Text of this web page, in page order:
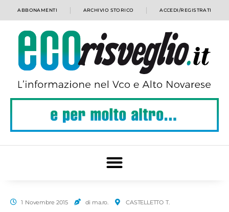
ABBONAMENTI ARCHIVIO STORICO ACCEDI/REGISTRATI
1 Novembre 2015 di ma.ro. CASTELLETTO T.